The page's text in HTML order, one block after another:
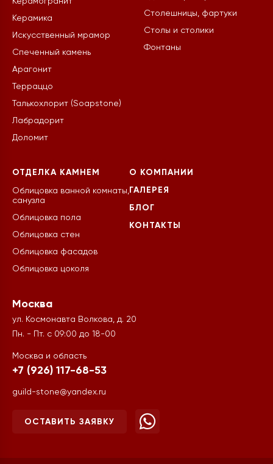
Керамика
Искусственный мрамор
Спеченный камень
Арагонит
Терраццо
Талькохлорит (Soapstone)
Лабрадорит
Доломит
Столешницы, фартуки
Столы и столики
Фонтаны
ОТДЕЛКА КАМНЕМ
Облицовка ванной комнаты,
санузла
Облицовка пола
Облицовка стен
Облицовка фасадов
Облицовка цоколя
О КОМПАНИИ
ГАЛЕРЕЯ
БЛОГ
КОНТАКТЫ
Москва
ул. Космонавта Волкова, д. 20
Пн. - Пт. с 09:00 до 18-00
Москва и область
+7 (926) 117-68-53
guild-stone@yandex.ru
ОСТАВИТЬ ЗАЯВКУ